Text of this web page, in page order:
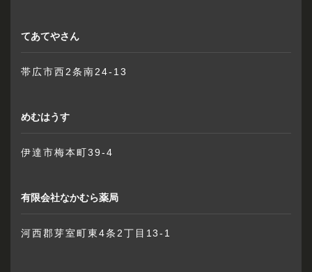
てあてやさん
帯広市西2条南24-13
めむはうす
伊達市梅本町39-4
有限会社なかむら薬局
河西郡芽室町東4条2丁目13-1